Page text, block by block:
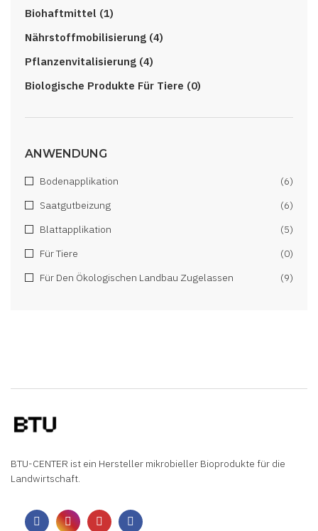
ANWENDUNG
Bodenapplikation
(6)
Saatgutbeizung
(6)
Blattapplikation
(5)
Für Tiere
(0)
Für Den Ökologischen Landbau Zugelassen
(9)
Biohaftmittel (1)
Nährstoffmobilisierung (4)
Pflanzenvitalisierung (4)
Biologische Produkte Für Tiere (0)
BTU-CENTER ist ein Hersteller mikrobieller Bioprodukte für die
Landwirtschaft.